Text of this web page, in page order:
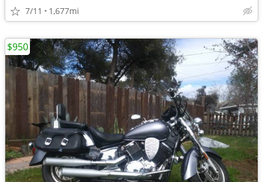
7/11 1,677mi
$950